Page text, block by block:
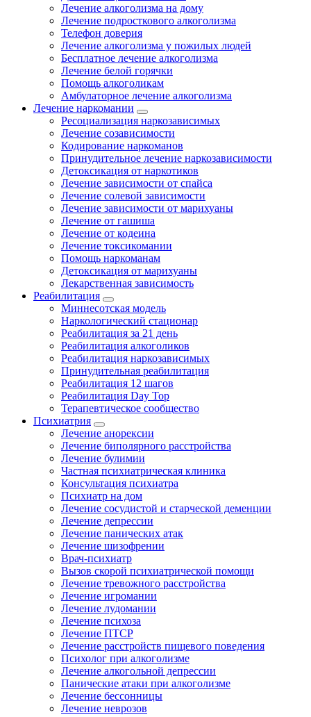
Лечение алкоголизма на дому
Лечение подросткового алкоголизма
Телефон доверия
Лечение алкоголизма у пожилых людей
Бесплатное лечение алкоголизма
Лечение белой горячки
Помощь алкоголикам
Амбулаторное лечение алкоголизма
Лечение наркомании
Ресоциализация наркозависимых
Лечение созависимости
Кодирование наркоманов
Принудительное лечение наркозависимости
Детоксикация от наркотиков
Лечение зависимости от спайса
Лечение солевой зависимости
Лечение зависимости от марихуаны
Лечение от гашиша
Лечение от кодеина
Лечение токсикомании
Помощь наркоманам
Детоксикация от марихуаны
Лекарственная зависимость
Реабилитация
Миннесотская модель
Наркологический стационар
Реабилитация за 21 день
Реабилитация алкоголиков
Реабилитация наркозависимых
Принудительная реабилитация
Реабилитация 12 шагов
Реабилитация Day Top
Терапевтическое сообщество
Психиатрия
Лечение анорексии
Лечение биполярного расстройства
Лечение булимии
Частная психиатрическая клиника
Консультация психиатра
Психиатр на дом
Лечение сосудистой и старческой деменции
Лечение депрессии
Лечение панических атак
Лечение шизофрении
Врач-психиатр
Вызов скорой психиатрической помощи
Лечение тревожного расстройства
Лечение игромании
Лечение лудомании
Лечение психоза
Лечение ПТСР
Лечение расстройств пищевого поведения
Психолог при алкоголизме
Лечение алкогольной депрессии
Панические атаки при алкоголизме
Лечение бессонницы
Лечение неврозов